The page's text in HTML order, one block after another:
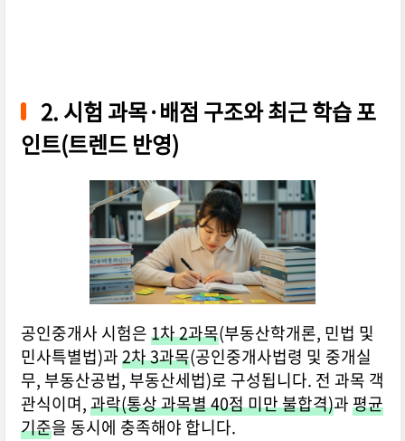
2. 시험 과목·배점 구조와 최근 학습 포
인트(트렌드 반영)
공인중개사 시험은1차 2과목(부동산학개론, 민법 및
민사특별법)과2차 3과목(공인중개사법령 및 중개실
무, 부동산공법, 부동산세법)로 구성됩니다. 전 과목 객
관식이며,과락(통상 과목별 40점 미만 불합격)과평균
기준을 동시에 충족해야 합니다.